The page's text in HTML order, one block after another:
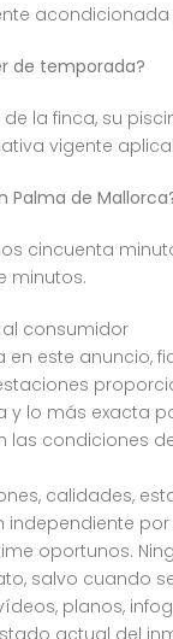
de temporada?
la finca, su
vigente
Palma de
cincuenta
minutos.
consumidor
en este anuncio,
y lo más exacta
las condiciones
calidades,
oportunos.
salvo cuando
planos,
actual del